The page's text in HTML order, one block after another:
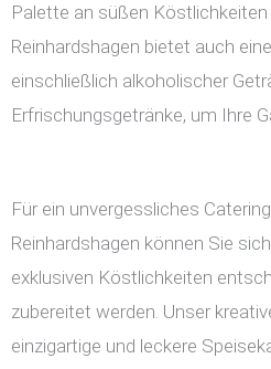
Palette an süßen Köstlichkeiten
Reinhardshagen bietet auch
einschließlich alkoholischer
Erfrischungsgetränke, um Ihre
Für ein unvergessliches
Reinhardshagen können Sie
exklusiven Köstlichkeiten
zubereitet werden. Unser
einzigartige und leckere